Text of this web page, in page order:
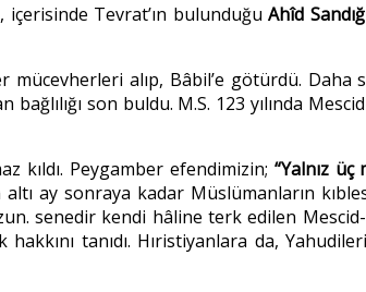
içerisinde Tevrat’ın bulunduğuAhîd
mücevherleri alıp, Bâbil’e götürdü. Daha
son buldu. M.S. 123 yılında
kıldı. Peygamber efendimizin; “Yalnız
ay sonraya kadar Müslümanların
senedir kendi hâline terk edilen
tanıdı. Hıristiyanlara da,